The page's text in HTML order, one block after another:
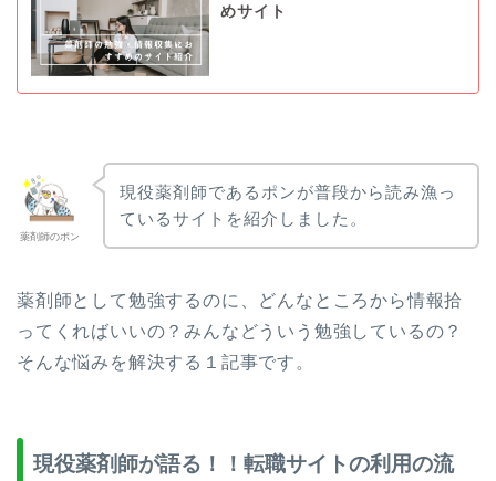
めサイト
薬剤師のポン
現役薬剤師であるポンが普段から読み漁っ
ているサイトを紹介しました。
薬剤師として勉強するのに、どんなところから情報拾
ってくればいいの？みんなどういう勉強しているの？
そんな悩みを解決する１記事です。
現役薬剤師が語る！！転職サイトの利用の流